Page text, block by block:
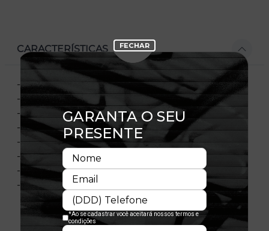
CARACTERÍSTICAS
- Modelo ajustável
- Fechamento tipo Snapback
- Copa estruturada
- Painel frontal único
- Aba levemente curvada
- Flag New Era® bordada na lateral esquerda
- Licença oficial
- Composição:100% Poliéster